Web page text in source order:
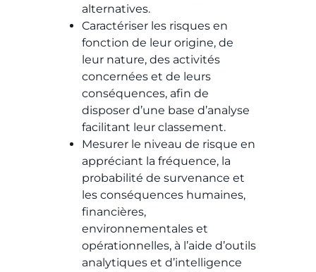
alternatives.
Caractériser les risques en
fonction de leur origine, de
leur nature, des activités
concernées et de leurs
conséquences, afin de
disposer d’une base d’analyse
facilitant leur classement.
Mesurer le niveau de risque en
appréciant la fréquence, la
probabilité de survenance et
les conséquences humaines,
financières,
environnementales et
opérationnelles, à l’aide d’outils
analytiques et d’intelligence